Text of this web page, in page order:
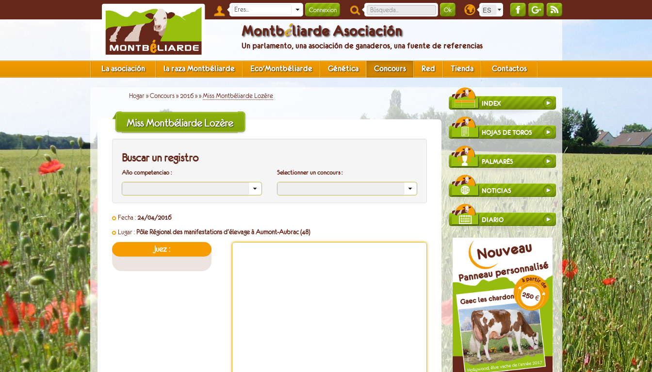
Montbéliarde Asociación
Un parlamento, una asociación de ganaderos, una fuente de referencias
La asociación la raza Montbéliarde Eco'Montbéliarde Génética Concours Red Tienda Contactos
Hogar» Concours» 2016» » Miss Montbéliarde Lozère
Miss Montbéliarde Lozère
Buscar un registro
Año competenciao : Selectionner un concours :
Fecha : 24/04/2016
Lugar : Pôle Régional des manifestations d'élevage à Aumont-Aubrac (48)
Juez :
INDEX
HOJAS DE TOROS
PALMARÉS
NOTICIAS
DIARIO